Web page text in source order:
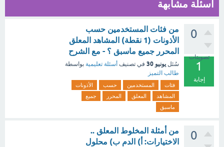
أسئلة مشابهة
0
تصويتات
1
إجابة
من فئات المستخدمين حسب
الأذونات (1 نقطة) المشاهد المعلق
المحرر جميع ماسبق ؟ - مع الشرح
سُئل يونيو 30 في تصنيف أسئلة تعليمية بواسطة
طالب التميز
فئات المستخدمين حسب
الأذونات
المشاهد
المعلق المحرر
جميع
ماسبق
0
من أمثلة المخلوط المعلق ..
الاختيارات: أ) الدم ب) محلول